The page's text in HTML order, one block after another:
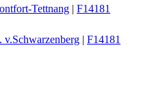
Tettnang | F14181
v.Schwarzenberg | F14181